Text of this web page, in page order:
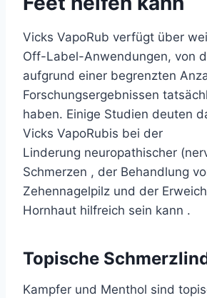
Vicks VapoRub verfügt über
Off-Label-Anwendungen, von
aufgrund einer begrenzten
Forschungsergebnissen
haben. Einige Studien deuten
Vicks VapoRubis bei der
Linderung neuropathischer
Schmerzen , der Behandlung
Zehennagelpilz und der
Hornhaut hilfreich sein kann .
Topische
Kampfer und Menthol sind